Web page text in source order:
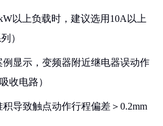
以上负载时，建议选用10A以上
）
显示，变频器附近继电器误动作
收电路）
导致触点动作行程偏差＞0.2mm